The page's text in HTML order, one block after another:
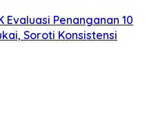
Evaluasi Penanganan 10
Soroti Konsistensi